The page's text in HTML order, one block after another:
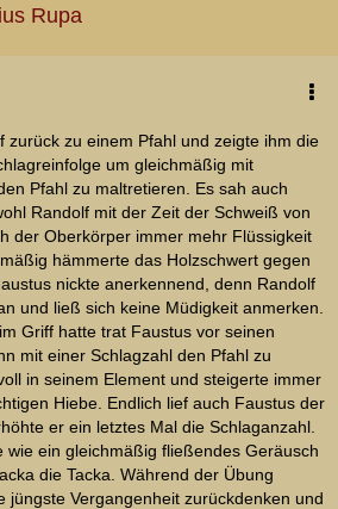
Rupa
zurück zu einem Pfahl und zeigte ihm die
um gleichmäßig mit
Pfahl zu maltretieren. Es sah auch
Randolf mit der Zeit der Schweiß von
der Oberkörper immer mehr Flüssigkeit
hämmerte das Holzschwert gegen
nickte anerkennend, denn Randolf
und ließ sich keine Müdigkeit anmerken.
Griff hatte trat Faustus vor seinen
mit einer Schlagzahl den Pfahl zu
in seinem Element und steigerte immer
Hiebe. Endlich lief auch Faustus der
er ein letztes Mal die Schlaganzahl.
wie ein gleichmäßig fließendes Geräusch
die Tacka. Während der Übung
jüngste Vergangenheit zurückdenken und